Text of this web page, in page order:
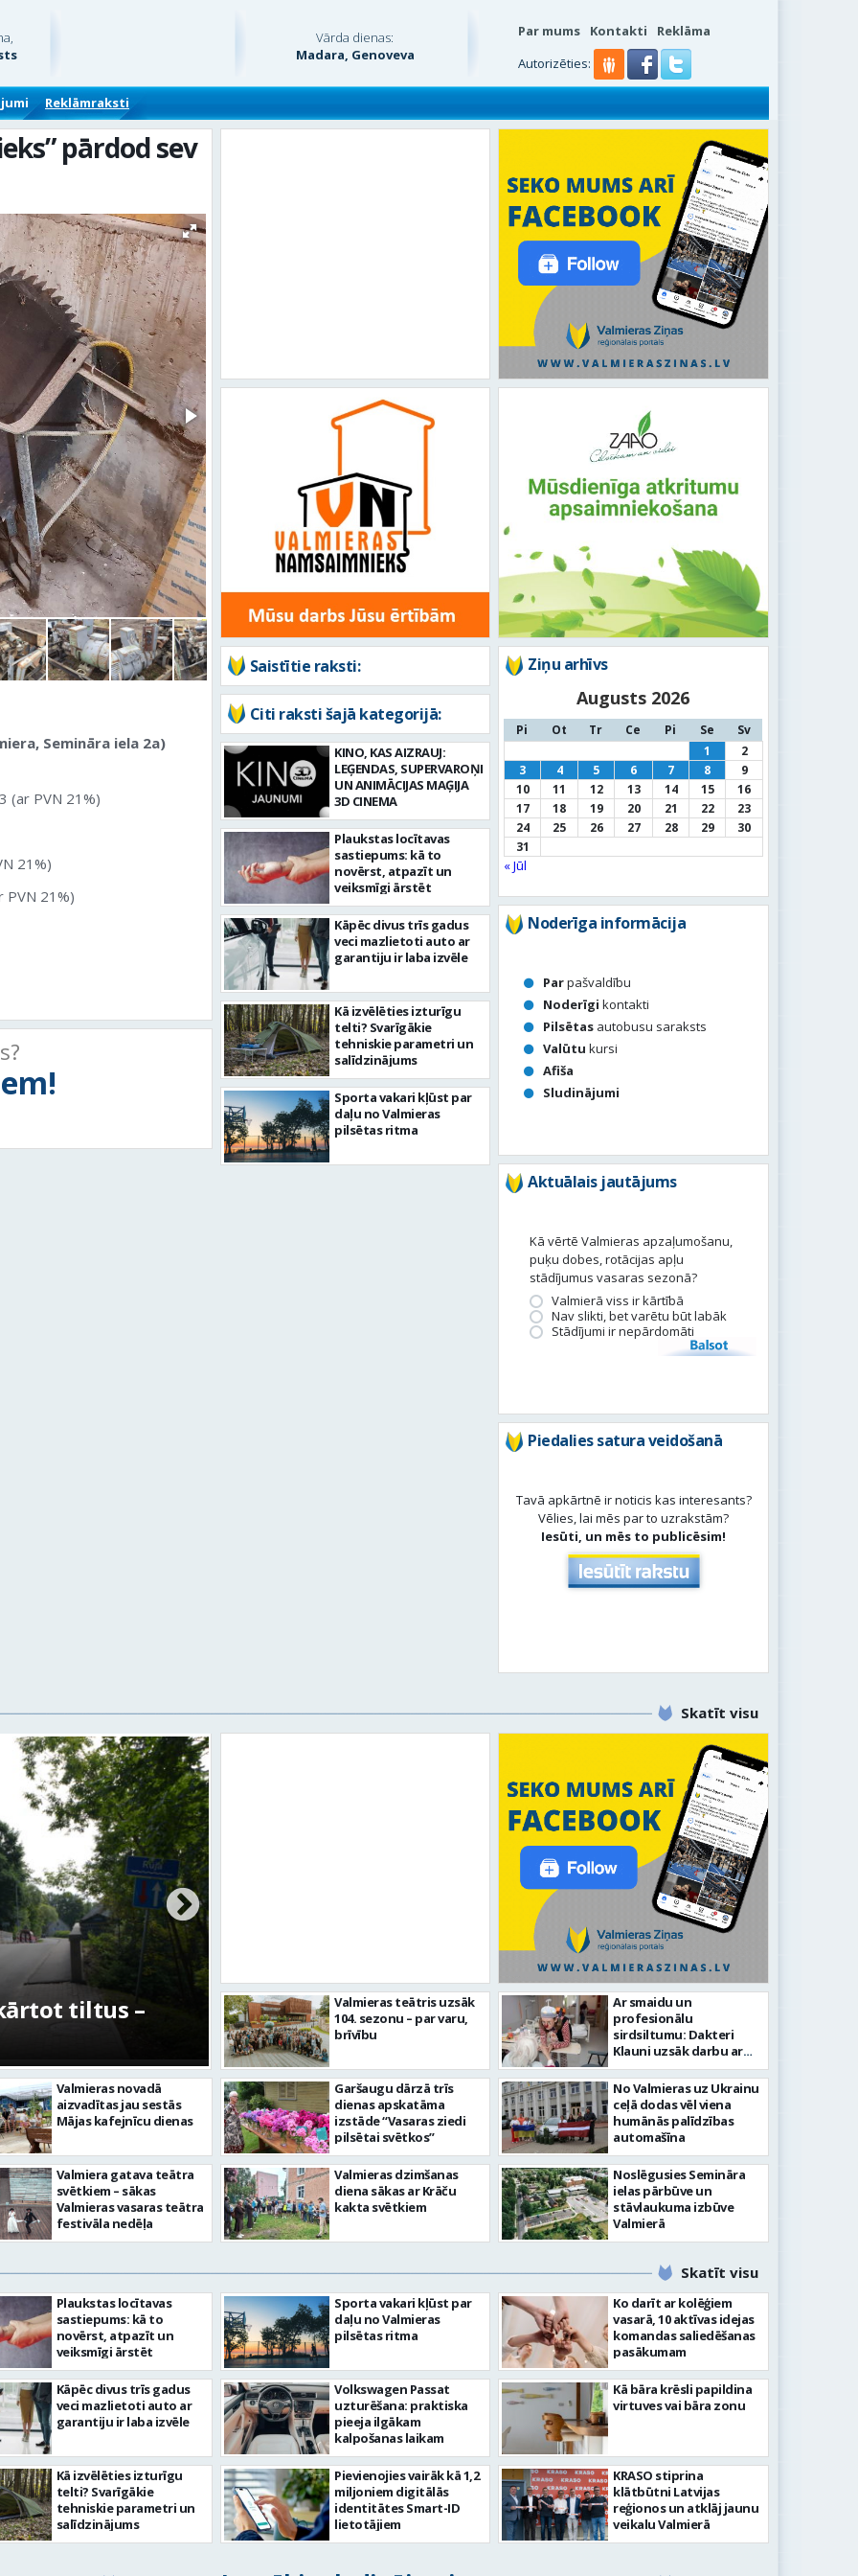
Vārda dienas:
Madara, Genoveva
Par mums Kontakti
Reklāma
Autorizēties:
Reklāmraksti
pārdod sev
Semināra iela 2a)
(ar PVN 21%)
21%)
PVN 21%)
Saistītie raksti:
Citi raksti šajā kategorijā:
KINO, KAS AIZRAUJ:
LEĢENDAS, SUPERVAROŅI
UN ANIMĀCIJAS MAĢIJA
3D CINEMA
Plaukstas locītavas
sastiepums: kā to
novērst, atpazīt un
veiksmīgi ārstēt
Kāpēc divus trīs gadus
veci mazlietoti auto ar
garantiju ir laba izvēle
Kā izvēlēties izturīgu
telti? Svarīgākie
tehniskie parametri un
salīdzinājums
Sporta vakari kļūst par
daļu no Valmieras
pilsētas ritma
Ziņu arhīvs
Augusts 2026
Pi Ot Tr Ce Pi Se
Sv
1
2
3
4 5 6 7 8
9
10
11 12 13 14 15
16
17
18 19 20 21 22
23
24
25 26 27 28 29
30
31
« Jūl
Noderīga informācija
Parpašvaldību
Noderīgi kontakti
Pilsētas autobusu saraksts
Valūtu kursi
Afiša
Sludinājumi
Aktuālais jautājums
Kā vērtē Valmieras apzaļumošanu,
puķu dobes, rotācijas apļu
stādījumus vasaras sezonā?
Valmierā viss ir kārtībā
Nav slikti, bet varētu būt labāk
Stādījumi ir nepārdomāti
Balsot
Piedalies satura veidošanā
Tavā apkārtnē ir noticis kas interesants?
Vēlies, lai mēs par to uzrakstām?
Iesūti, un mēs to publicēsim!
Skatīt visu
tiltus –
No pagaidu teātra līdz laikmetīgās kultūras
centram – kā attīstīsies “Kurtuve”
Valmieras novadā
aizvadītas jau sestās
Mājas kafejnīcu dienas
Valmiera gatava teātra
svētkiem – sākas
Valmieras vasaras teātra
festivāla nedēļa
Valmieras teātris uzsāk
104. sezonu – par varu,
brīvību
Garšaugu dārzā trīs
dienas apskatāma
izstāde “Vasaras ziedi
pilsētai svētkos”
Valmieras dzimšanas
diena sākas ar Krāču
kakta svētkiem
Ar smaidu un
profesionālu
sirdsiltumu: Dakteri
Klauni uzsāk darbu ar
senioriem Vidzemes
slimnīcā
No Valmieras uz Ukrainu
ceļā dodas vēl viena
humānās palīdzības
automašīna
Noslēgusies Semināra
ielas pārbūve un
stāvlaukuma izbūve
Valmierā
Skatīt visu
Plaukstas locītavas
sastiepums: kā to
novērst, atpazīt un
veiksmīgi ārstēt
Kāpēc divus trīs gadus
veci mazlietoti auto ar
garantiju ir laba izvēle
Kā izvēlēties izturīgu
telti? Svarīgākie
tehniskie parametri un
salīdzinājums
Sporta vakari kļūst par
daļu no Valmieras
pilsētas ritma
Volkswagen Passat
uzturēšana: praktiska
pieeja ilgākam
kalpošanas laikam
Pievienojies vairāk kā 1,2
miljoniem digitālās
identitātes Smart-ID
lietotājiem
Ko darīt ar kolēģiem
vasarā, 10 aktīvas idejas
komandas saliedēšanas
pasākumam
Kā bāra krēsli papildina
virtuves vai bāra zonu
KRASO stiprina
klātbūtni Latvijas
reģionos un atklāj jaunu
veikalu Valmierā